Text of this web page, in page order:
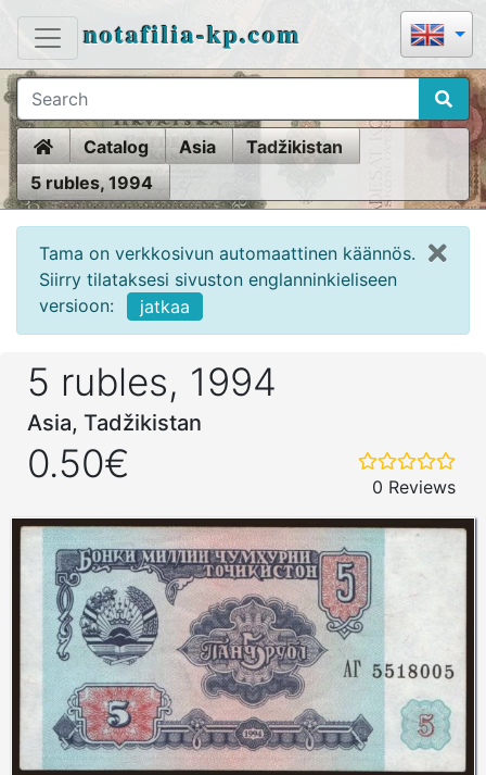
notafilia-kp.com
HomeCatalog Asia
Tadžikistan
5 rubles, 1994
Tama on verkkosivun automaattinen käännös.
Siirry tilataksesi sivuston englanninkieliseen
versioon:
jatkaa
5 rubles, 1994
Asia, Tadžikistan
0.50€
0 Reviews